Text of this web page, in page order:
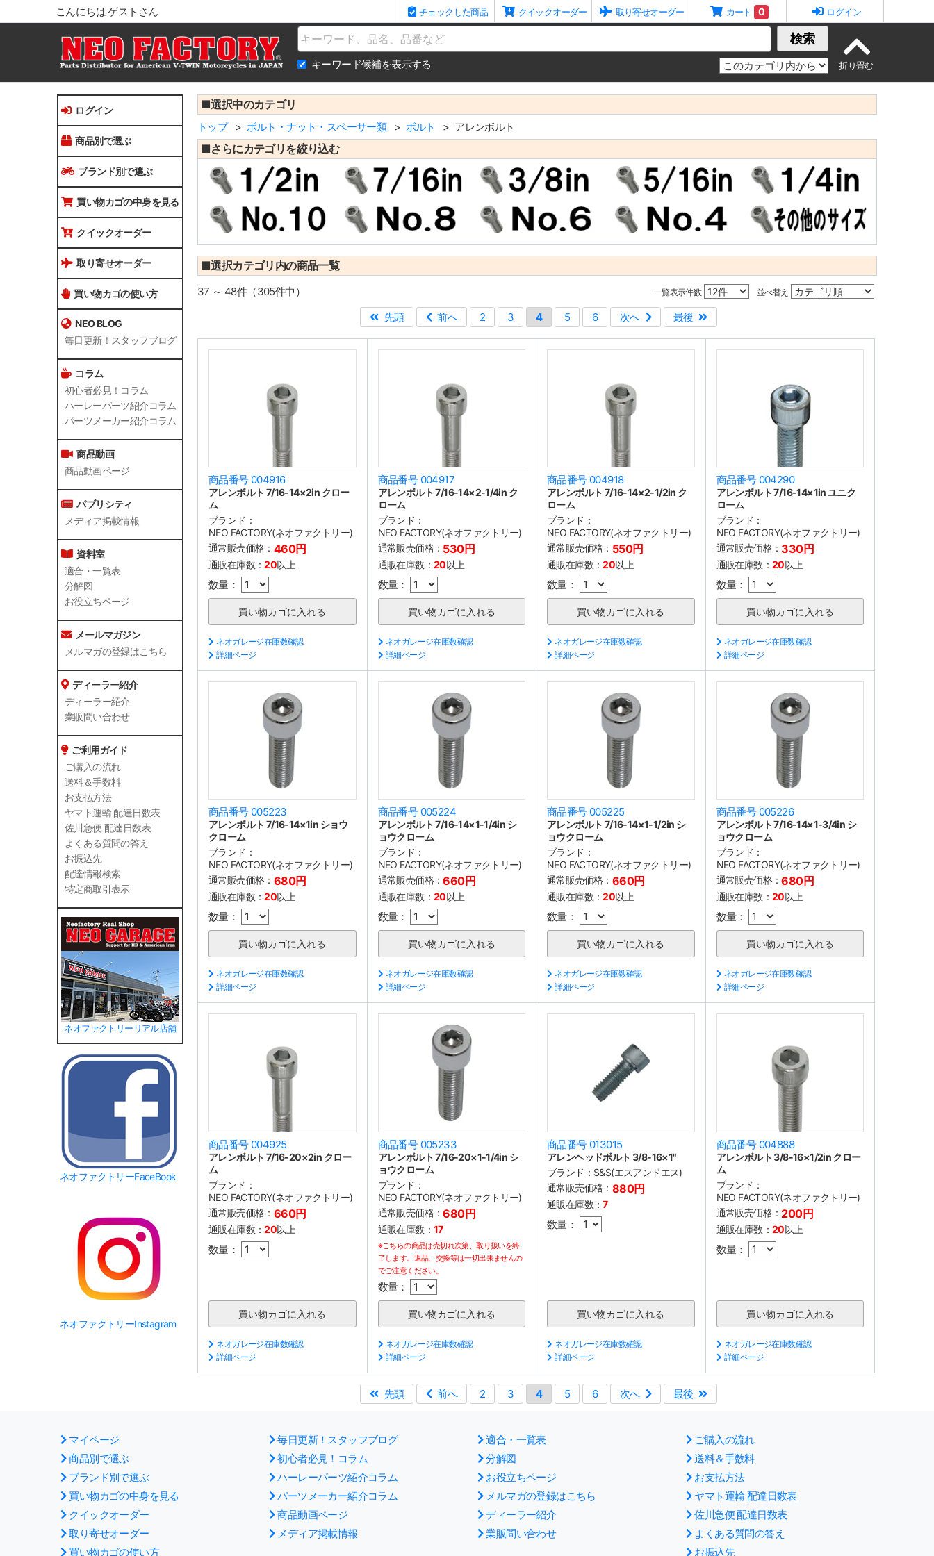
こんにちは ゲストさん チェックした商品 クイックオーダー 取り寄せオーダー カート 0 ログイン
Name 検索
キーワード候補を表示する
ログイン
商品別で選ぶ
ブランド別で選ぶ
買い物カゴの中身を見る
クイックオーダー
取り寄せオーダー
買い物カゴの使い方
NEO BLOG
毎日更新！スタッフブログ
コラム
初心者必見！コラム
ハーレーパーツ紹介コラム
パーツメーカー紹介コラム
商品動画
商品動画ページ
パブリシティ
メディア掲載情報
資料室
適合・一覧表
分解図
お役立ちページ
メールマガジン
メルマガの登録はこちら
ディーラー紹介
ディーラー紹介
業販問い合わせ
ご利用ガイド
ご購入の流れ
送料＆手数料
お支払方法
ヤマト運輸 配達日数表
佐川急便 配達日数表
よくある質問の答え
お振込先
配達情報検索
特定商取引表示
ネオファクトリーリアル店舗
ネオファクトリーFaceBook
ネオファクトリーInstagram
■選択中のカテゴリ
トップ ボルト・ナット・スペーサー類 ボルト アレンボルト
■さらにカテゴリを絞り込む
■選択カテゴリ内の商品一覧
一覧表示件数 並べ替え
37 ～ 48件（305件中）
先頭
前へ 2 3 4 5 6 次へ 最後
商品番号 004916
アレンボルト 7/16-14×2in クロー
ム
ブランド：
NEO FACTORY(ネオファクトリー)
通常販売価格： 460円
通販在庫数：20以上
数量：
ネオガレージ在庫数確認
詳細ページ
商品番号 004917
アレンボルト 7/16-14×2-1/4in ク
ローム
ブランド：
NEO FACTORY(ネオファクトリー)
通常販売価格： 530円
通販在庫数： 20以上
数量：
ネオガレージ在庫数確認
詳細ページ
商品番号 004918
アレンボルト 7/16-14×2-1/2in ク
ローム
ブランド：
NEO FACTORY(ネオファクトリー)
通常販売価格： 550円
通販在庫数：20以上
数量：
ネオガレージ在庫数確認
詳細ページ
商品番号 004290
アレンボルト 7/16-14×1in ユニク
ローム
ブランド：
NEO FACTORY(ネオファクトリー)
通常販売価格： 330円
通販在庫数： 20以上
数量：
ネオガレージ在庫数確認
詳細ページ
商品番号 005223
アレンボルト 7/16-14×1in ショウ
クローム
ブランド：
NEO FACTORY(ネオファクトリー)
通常販売価格： 680円
通販在庫数：20以上
数量：
ネオガレージ在庫数確認
詳細ページ
商品番号 005224
アレンボルト 7/16-14×1-1/4in シ
ョウクローム
ブランド：
NEO FACTORY(ネオファクトリー)
通常販売価格：660円
通販在庫数： 20以上
数量：
ネオガレージ在庫数確認
詳細ページ
商品番号 005225
アレンボルト 7/16-14×1-1/2in シ
ョウクローム
ブランド：
NEO FACTORY(ネオファクトリー)
通常販売価格： 660円
通販在庫数：20以上
数量：
ネオガレージ在庫数確認
詳細ページ
商品番号 005226
アレンボルト 7/16-14×1-3/4in シ
ョウクローム
ブランド：
NEO FACTORY(ネオファクトリー)
通常販売価格：680円
通販在庫数： 20以上
数量：
ネオガレージ在庫数確認
詳細ページ
商品番号 004925
アレンボルト 7/16-20×2in クロー
ム
ブランド：
NEO FACTORY(ネオファクトリー)
通常販売価格： 660円
通販在庫数：20以上
数量：
ネオガレージ在庫数確認
詳細ページ
商品番号 005233
アレンボルト 7/16-20×1-1/4in シ
ョウクローム
ブランド：
NEO FACTORY(ネオファクトリー)
通常販売価格：680円
通販在庫数： 17
※こちらの商品は売切れ次第、取り扱いを終
了します。返品、交換等は一切出来ませんの
でご注意ください。
数量：
ネオガレージ在庫数確認
詳細ページ
商品番号 013015
アレンヘッドボルト 3/8-16×1"
ブランド： S&S(エスアンドエス)
通常販売価格： 880円
通販在庫数：7
数量：
ネオガレージ在庫数確認
詳細ページ
商品番号 004888
アレンボルト 3/8-16×1/2in クロー
ム
ブランド：
NEO FACTORY(ネオファクトリー)
通常販売価格： 200円
通販在庫数： 20以上
数量：
ネオガレージ在庫数確認
詳細ページ
先頭 前へ 2 3 4 5 6 次へ 最後
マイページ
商品別で選ぶ
ブランド別で選ぶ
買い物カゴの中身を見る
クイックオーダー
取り寄せオーダー
買い物カゴの使い方
毎日更新！スタッフブログ
初心者必見！コラム
ハーレーパーツ紹介コラム
パーツメーカー紹介コラム
商品動画ページ
メディア掲載情報
適合・一覧表
分解図
お役立ちページ
メルマガの登録はこちら
ディーラー紹介
業販問い合わせ
ご購入の流れ
送料＆手数料
お支払方法
ヤマト運輸 配達日数表
佐川急便 配達日数表
よくある質問の答え
お振込先